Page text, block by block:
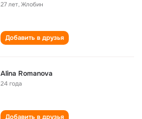
27 лет,Жлобин
Добавить в друзья
Alina Romanova
24 года
Добавить в друзья